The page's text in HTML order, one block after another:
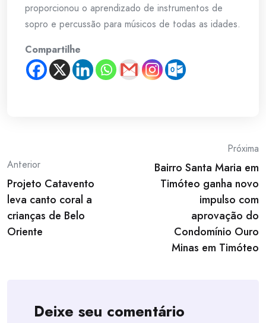
proporcionou o aprendizado de instrumentos de
sopro e percussão para músicos de todas as idades.
Compartilhe
Post
navigation
Anterior
Projeto Catavento
leva canto coral a
crianças de Belo
Oriente
Próxima
Bairro Santa Maria em
Timóteo ganha novo
impulso com
aprovação do
Condomínio Ouro
Minas em Timóteo
Deixe seu comentário